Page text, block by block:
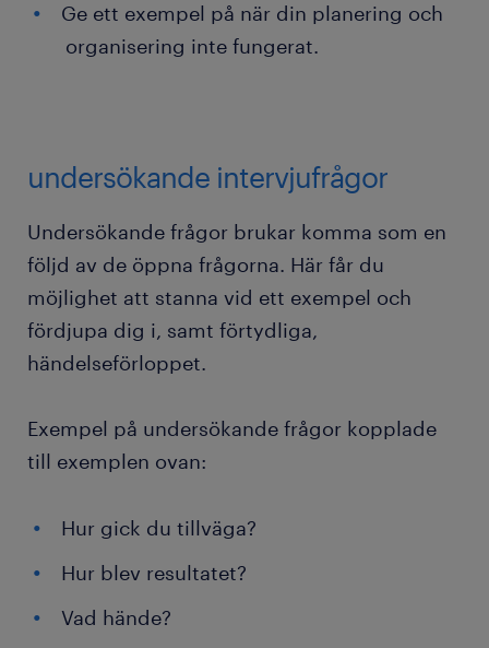
Ge ett exempel på när din planering och
organisering inte fungerat.
undersökande intervjufrågor
Undersökande frågor brukar komma som en
följd av de öppna frågorna. Här får du
möjlighet att stanna vid ett exempel och
fördjupa dig i, samt förtydliga,
händelseförloppet.
Exempel på undersökande frågor kopplade
till exemplen ovan:
Hur gick du tillväga?
Hur blev resultatet?
Vad hände?